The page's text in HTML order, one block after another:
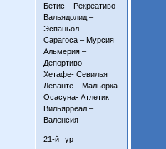
Бетис – Рекреативо
Вальядолид –
Эспаньол
Сарагоса – Мурсия
Альмерия –
Депортиво
Хетафе- Севилья
Леванте – Мальорка
Осасуна- Атлетик
Вильярреал –
Валенсия
21-й тур